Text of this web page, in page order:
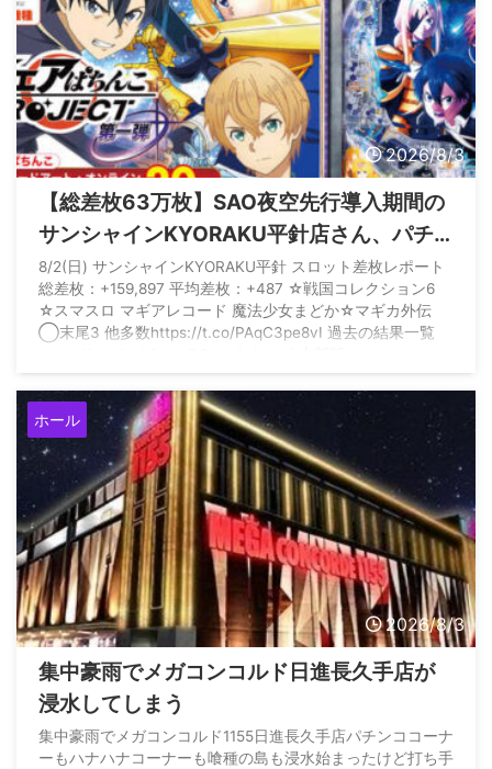
2026/8/3
【総差枚63万枚】SAO夜空先行導入期間の
サンシャインKYORAKU平針店さん、パチ
スロも大盤振る舞いだった模様
8/2(日) サンシャインKYORAKU平針 スロット差枚レポート
総差枚：+159,897 平均差枚：+487 ☆戦国コレクション6
☆スマスロ マギアレコード 魔法少女まどか☆マギカ外伝
◯末尾3 他多数https://t.co/PAqC3pe8vI 過去の結果一覧
ホール
2026/8/3
集中豪雨でメガコンコルド日進長久手店が
浸水してしまう
集中豪雨でメガコンコルド1155日進長久手店パチンココーナ
ーもハナハナコーナーも喰種の島も浸水始まったけど打ち手